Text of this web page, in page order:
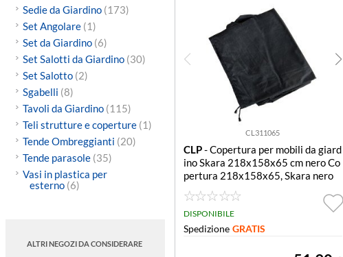
Sedie da Giardino (173)
Set Angolare (1)
Set da Giardino (6)
Set Salotti da Giardino (30)
Set Salotto (2)
Sgabelli (8)
Tavoli da Giardino (115)
Teli strutture e coperture (1)
Tende Ombreggianti (20)
Tende parasole (35)
Vasi in plastica per
esterno (6)
ALTRI NEGOZI DA CONSIDERARE
CL311065
CLP- Copertura per mobili da giard
ino Skara 218x158x65 cm nero Co
pertura 218x158x65, Skara nero
DISPONIBILE
Spedizione GRATIS